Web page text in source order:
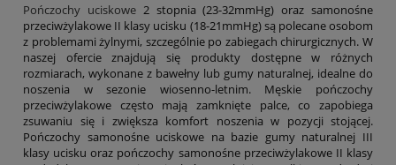
Pończochy uciskowe2 stopnia (23-32mmHg) oraz samonośne
przeciwżylakowe II klasy ucisku (18-21mmHg) są polecane osobom
z problemami żylnymi, szczególnie po zabiegach chirurgicznych. W
naszej ofercie znajdują się produkty dostępne w różnych
rozmiarach, wykonane z bawełny lub gumy naturalnej, idealne do
noszenia w sezonie wiosenno-letnim. Męskie pończochy
przeciwżylakowe często mają zamknięte palce, co zapobiega
zsuwaniu się i zwiększa komfort noszenia w pozycji stojącej.
Pończochy samonośne uciskowe na bazie gumy naturalnej III
klasy ucisku oraz pończochy samonośne przeciwżylakowe II klasy